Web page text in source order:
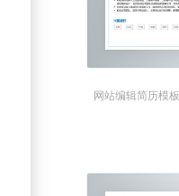
网站编辑简历模板